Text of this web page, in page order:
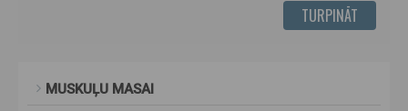
TURPINĀT
MUSKUĻU MASAI